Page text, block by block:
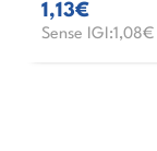
1,13€
Sense IGI:1,08€